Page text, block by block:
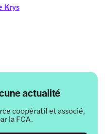
actualité
coopératif et associé,
la FCA.
Krys